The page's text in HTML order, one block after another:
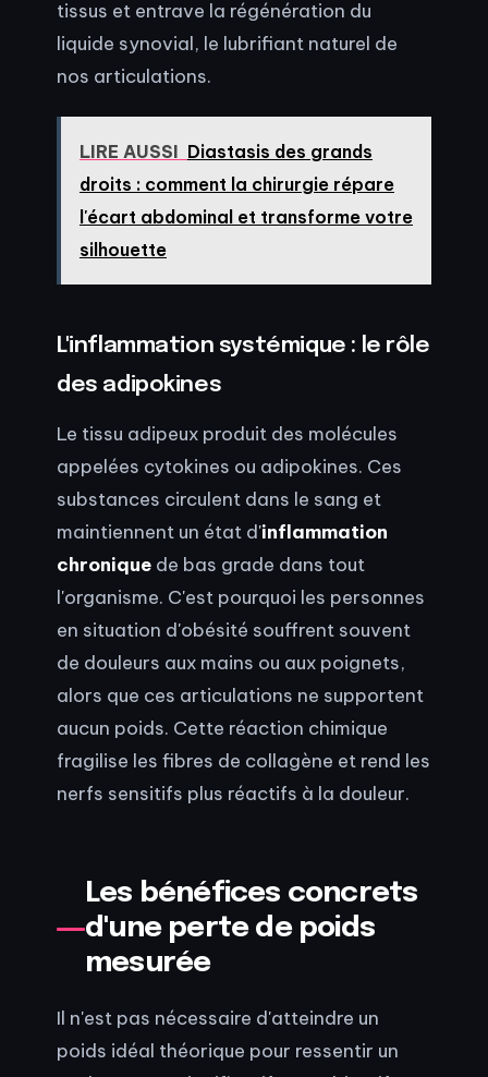
tissus et entrave la régénération du
liquide synovial, le lubrifiant naturel de
nos articulations.
LIRE AUSSI Diastasis des grands
droits : comment la chirurgie répare
l'écart abdominal et transforme votre
silhouette
L'inflammation systémique : le rôle
des adipokines
Le tissu adipeux produit des molécules
appelées cytokines ou adipokines. Ces
substances circulent dans le sang et
maintiennent un état d'inflammation
chronique de bas grade dans tout
l'organisme. C'est pourquoi les personnes
en situation d'obésité souffrent souvent
de douleurs aux mains ou aux poignets,
alors que ces articulations ne supportent
aucun poids. Cette réaction chimique
fragilise les fibres de collagène et rend les
nerfs sensitifs plus réactifs à la douleur.
Les bénéfices concrets
d'une perte de poids
mesurée
Il n'est pas nécessaire d'atteindre un
poids idéal théorique pour ressentir un